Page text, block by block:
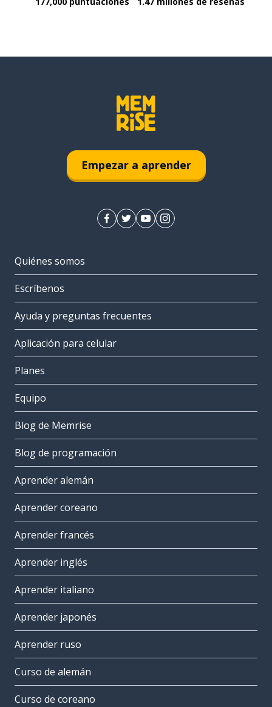
Empezar a aprender
Quiénes somos
Escríbenos
Ayuda y preguntas frecuentes
Aplicación para celular
Planes
Equipo
Blog de Memrise
Blog de programación
Aprender alemán
Aprender coreano
Aprender francés
Aprender inglés
Aprender italiano
Aprender japonés
Aprender ruso
Curso de alemán
Curso de coreano